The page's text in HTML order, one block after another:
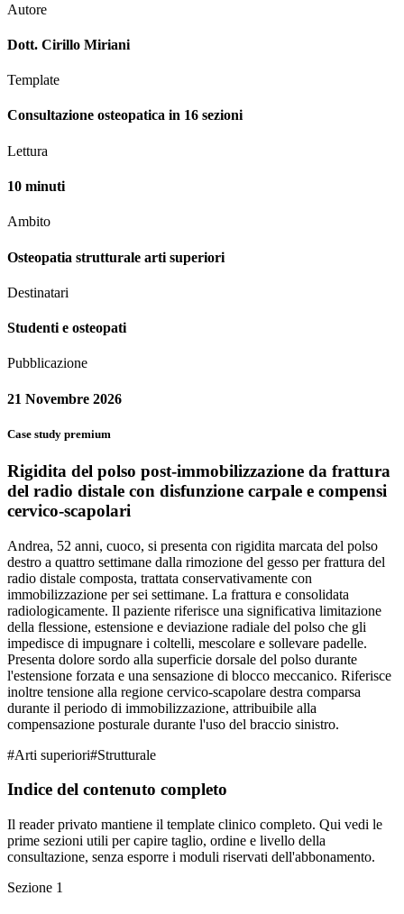
Autore
Dott. Cirillo Miriani
Template
Consultazione osteopatica in 16 sezioni
Lettura
10 minuti
Ambito
Osteopatia strutturale arti superiori
Destinatari
Studenti e osteopati
Pubblicazione
21 Novembre 2026
Case study premium
Rigidita del polso post-immobilizzazione da frattura
del radio distale con disfunzione carpale e compensi
cervico-scapolari
Andrea, 52 anni, cuoco, si presenta con rigidita marcata del polso
destro a quattro settimane dalla rimozione del gesso per frattura del
radio distale composta, trattata conservativamente con
immobilizzazione per sei settimane. La frattura e consolidata
radiologicamente. Il paziente riferisce una significativa limitazione
della flessione, estensione e deviazione radiale del polso che gli
impedisce di impugnare i coltelli, mescolare e sollevare padelle.
Presenta dolore sordo alla superficie dorsale del polso durante
l'estensione forzata e una sensazione di blocco meccanico. Riferisce
inoltre tensione alla regione cervico-scapolare destra comparsa
durante il periodo di immobilizzazione, attribuibile alla
compensazione posturale durante l'uso del braccio sinistro.
#Arti superiori#Strutturale
Indice del contenuto completo
Il reader privato mantiene il template clinico completo. Qui vedi le
prime sezioni utili per capire taglio, ordine e livello della
consultazione, senza esporre i moduli riservati dell'abbonamento.
Sezione 1